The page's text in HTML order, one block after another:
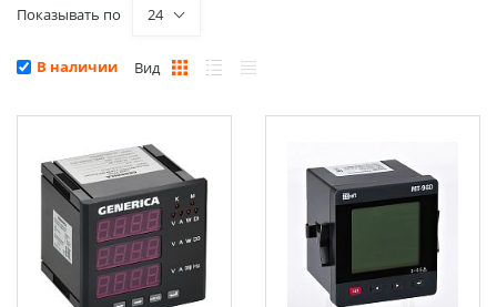
Показывать по 24
В наличии Вид